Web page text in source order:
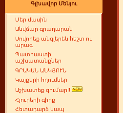
Գլխավոր Մենյու
Մեր մասին
Անվճար գրադարան
Սովորեք անգլերեն հեշտ ու
արագ
Պատրաստի
աշխատանքներ
ԳՐԱԿԱՆ ԱՆԿՅՈՒՆ
Կայքերի հղումներ
Աշխատեք գումար!!!
Հյուրերի գիրք
Հետադարձ կապ